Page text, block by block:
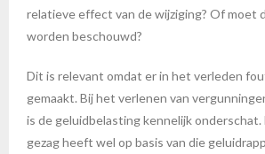
relatieve effect van de wijziging? Of moet
worden beschouwd?
Dit is relevant omdat er in het verleden
gemaakt. Bij het verlenen van
is de geluidbelasting kennelijk
gezag heeft wel op basis van die